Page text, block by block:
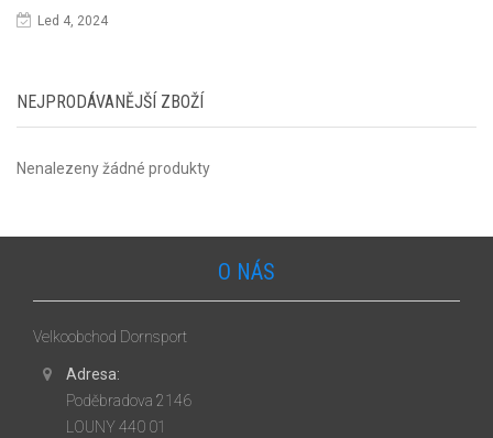
Led 4, 2024
NEJPRODÁVANĚJŠÍ ZBOŽÍ
Nenalezeny žádné produkty
O NÁS
Velkoobchod Dornsport
Adresa:
Poděbradova 2146
LOUNY 440 01